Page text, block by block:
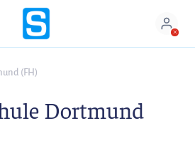
(FH)
Dortmund